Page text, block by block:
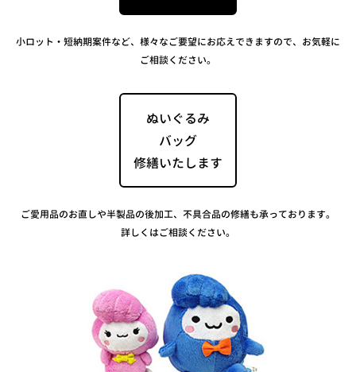
小ロット・短納期案件など、様々なご要望にお応えできますので、お気軽に
ご相談ください。
ぬいぐるみ
バッグ
修繕いたします
ご愛用品のお直しや半製品の後加工、不具合品の修繕も承っております。
詳しくはご相談ください。